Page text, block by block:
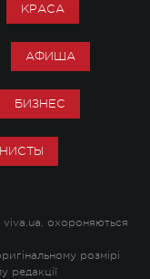
КРАСА
АФИША
БИЗНЕС
viva.ua, охороняються
розмірі
редакції